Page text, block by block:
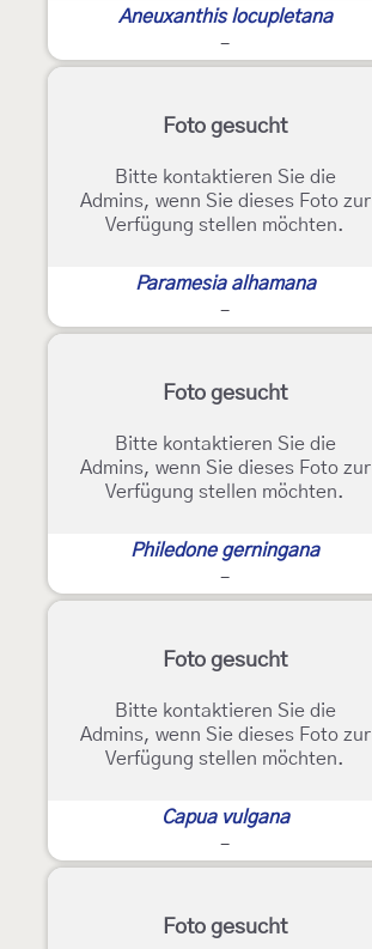
Aneuxanthis locupletana
-
Foto gesucht
Bitte kontaktieren Sie die
Admins, wenn Sie dieses Foto zur
Verfügung stellen möchten.
Paramesia alhamana
-
Foto gesucht
Bitte kontaktieren Sie die
Admins, wenn Sie dieses Foto zur
Verfügung stellen möchten.
Philedone gerningana
-
Foto gesucht
Bitte kontaktieren Sie die
Admins, wenn Sie dieses Foto zur
Verfügung stellen möchten.
Capua vulgana
-
Foto gesucht